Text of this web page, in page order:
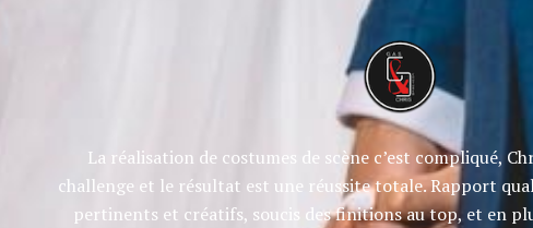
La réalisation de costumes de scène c’est compliqué,
challenge et le résultat est une réussite totale. Rapport
pertinents et créatifs, soucis des finitions au top, et en